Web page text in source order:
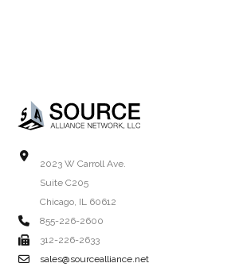
2023 W Carroll Ave.
Suite C205
Chicago, IL 60612
855-226-2600
312-226-2633
sales@sourcealliance.net